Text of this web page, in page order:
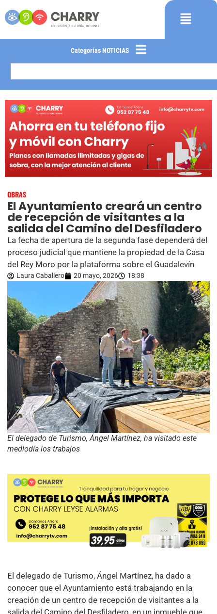
Categorías NOTICIAS
OBRAS
El Ayuntamiento creará un centro
de recepción de visitantes a la
salida del Camino del Desfiladero
La fecha de apertura de la segunda fase dependerá del
proceso judicial que mantiene la propiedad de la Casa
del Rey Moro por la plataforma sobre el Guadalevín
Laura Caballero 20 mayo, 2026 18:38
El delegado de Turismo, Ángel Martínez, ha visitado este
mediodía los trabajos
El delegado de Turismo, Ángel Martínez, ha dado a
conocer que el Ayuntamiento está trabajando en la
creación de un centro de recepción de visitantes a la
salida del Camino del Desfiladero, en un inmueble que